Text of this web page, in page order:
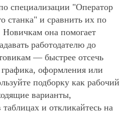
специализации "Оператор
станка" и сравнить их по
она помогает
работодателю до
— быстрее отсечь
оформления или
подборку как рабочий
варианты,
и откликайтесь на